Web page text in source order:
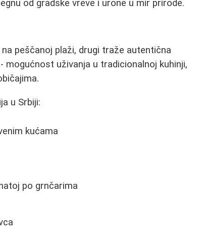
od gradske vreve i urone u mir prirode.
peščanoj plaži, drugi traže autentična
uživanja u tradicionalnoj kuhinji,
u Srbiji:
kućama
po grnčarima